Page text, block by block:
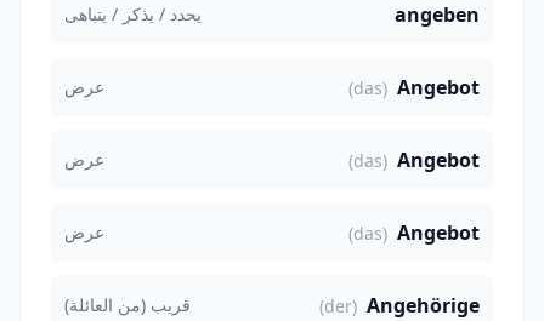
angeben يحدد / يذكر / يتباهى
Angebot
(das) عرض
Angebot
(das) عرض
Angebot
(das) عرض
Angehörige
(der) قريب (من العائلة)